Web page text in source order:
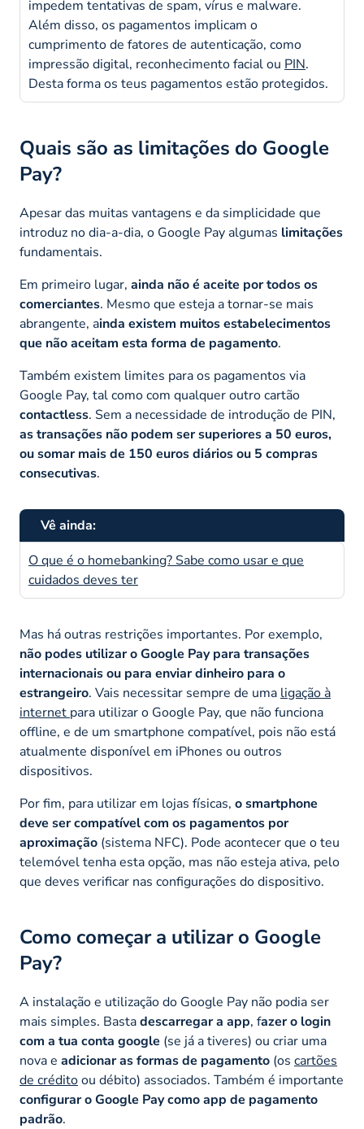
impedem tentativas de spam, vírus e malware.
Além disso, os pagamentos implicam o
cumprimento de fatores de autenticação, como
impressão digital, reconhecimento facial ou PIN.
Desta forma os teus pagamentos estão protegidos.
Quais são as limitações do Google
Pay?
Apesar das muitas vantagens e da simplicidade que
introduz no dia-a-dia, o Google Pay algumas limitações
fundamentais.
Em primeiro lugar, ainda não é aceite por todos os
comerciantes. Mesmo que esteja a tornar-se mais
abrangente, ainda existem muitos estabelecimentos
que não aceitam esta forma de pagamento.
Também existem limites para os pagamentos via
Google Pay, tal como com qualquer outro cartão
contactless. Sem a necessidade de introdução de PIN,
as transações não podem ser superiores a 50 euros,
ou somar mais de 150 euros diários ou 5 compras
consecutivas.
Vê ainda:
O que é o homebanking? Sabe como usar e que
cuidados deves ter
Mas há outras restrições importantes. Por exemplo,
não podes utilizar o Google Pay para transações
internacionais ou para enviar dinheiro para o
estrangeiro. Vais necessitar sempre de uma ligação à
internet para utilizar o Google Pay, que não funciona
offline, e de um smartphone compatível, pois não está
atualmente disponível em iPhones ou outros
dispositivos.
Por fim, para utilizar em lojas físicas, o smartphone
deve ser compatível com os pagamentos por
aproximação (sistema NFC). Pode acontecer que o teu
telemóvel tenha esta opção, mas não esteja ativa, pelo
que deves verificar nas configurações do dispositivo.
Como começar a utilizar o Google
Pay?
A instalação e utilização do Google Pay não podia ser
mais simples. Bastadescarregar a app, fazer o login
com a tua conta google (se já a tiveres) ou criar uma
nova e adicionar as formas de pagamento (os cartões
de créditoou débito) associados. Também é importante
configurar o Google Pay como app de pagamento
padrão.